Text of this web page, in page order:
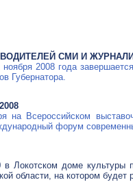
СМИ И
2008 года
Губернатора.
на Всероссийском
форум
в Локотском доме культуры
области, на котором